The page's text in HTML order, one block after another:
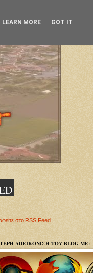
στο RSS Feed
ΑΠΕΙΚΟΝΙΣΗ ΤΟΥ BLOG ΜΕ:
LEARN MORE GOT IT